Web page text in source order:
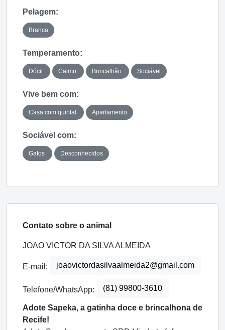
Pelagem:
Branca
Temperamento:
Dócil Calmo Brincalhão Sociável
Vive bem com:
Casa com quintal Apartamento
Sociável com:
Gatos Desconhecidos
Contato sobre o animal
JOAO VICTOR DA SILVA ALMEIDA
E-mail: joaovictordasilvaalmeida2@gmail.com
Telefone/WhatsApp: (81) 99800-3610
Adote Sapeka, a gatinha doce e brincalhona de
Recife!